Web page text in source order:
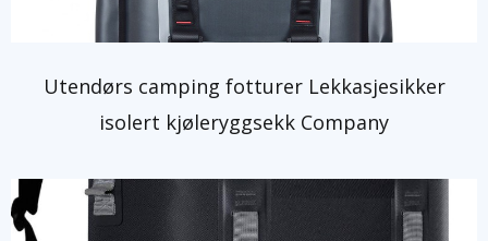
Utendørs camping fotturer Lekkasjesikker
isolert kjøleryggsekk Company